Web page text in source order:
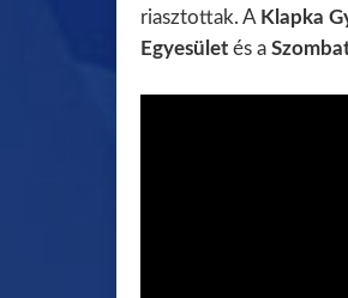
riasztottak. A Klapka
Egyesület és a